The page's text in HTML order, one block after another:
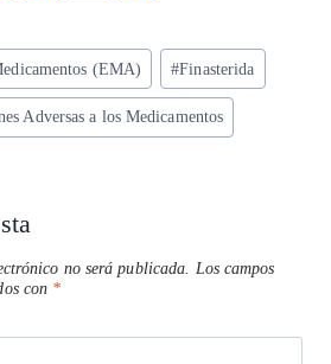
eb
o
o
ke
dI
n
ai
l
re
(EMA) #Finasterida
Adversas a los Medicamentos
no será publicada.
Los campos
con *